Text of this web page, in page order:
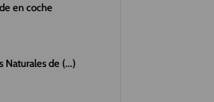
en coche
Naturales de (...)